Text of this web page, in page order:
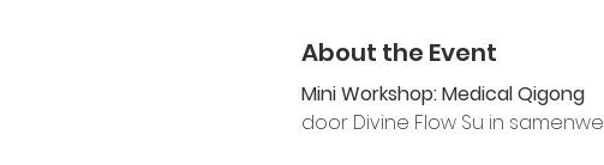
About the Event
Mini Workshop: Medical Qigong
door Divine Flow Su in